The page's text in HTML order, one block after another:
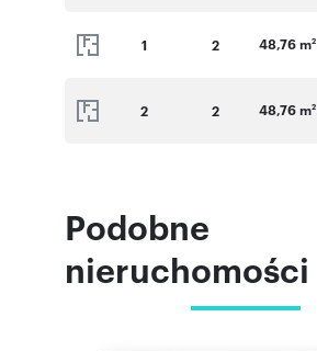
1 2 48,76 m2
2 2 48,76 m2
Podobne
nieruchomości